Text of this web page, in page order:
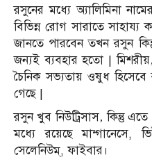
রসুনের মধ্যে অ্যালিমিনা
বিভিন্ন রোগ সারাতে সাহায্য
জানতে পারবেন তখন রসুন
জন্যই ব্যবহার হতো |
চৈনিক সভ্যতায় ওষুধ হিসেবে
গেছে |
রসুন খুব নিউট্রিসাস‚ কিন্তু
মধ্যে রয়েছে মান্গানেসে,
সেলেনিউম্, ফাইবার।